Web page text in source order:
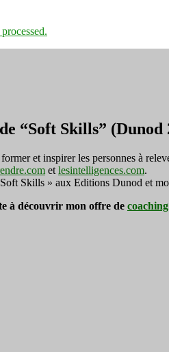
“Soft Skills”
et inspirer les personnes à
et lesintelligences.com.
Skills » aux Editions Dunod et
à découvrir mon offre de